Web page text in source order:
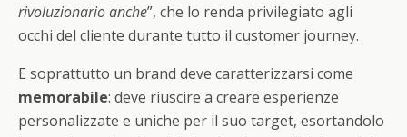
rivoluzionario anche”, che lo renda privilegiato agli
occhi del cliente durante tutto il customer journey.
E soprattutto un brand deve caratterizzarsi come
memorabile: deve riuscire a creare esperienze
personalizzate e uniche per il suo target, esortandolo